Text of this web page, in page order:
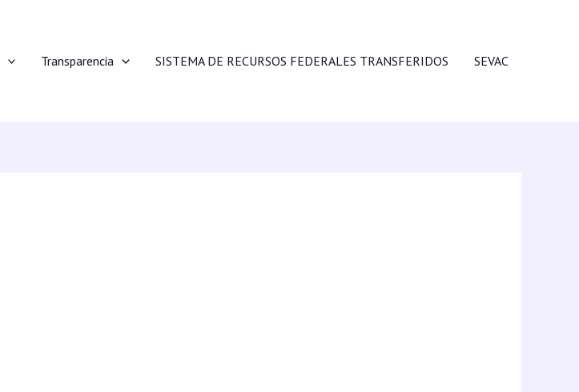
Transparencia SISTEMA DE RECURSOS FEDERALES TRANSFERIDOS SEVAC